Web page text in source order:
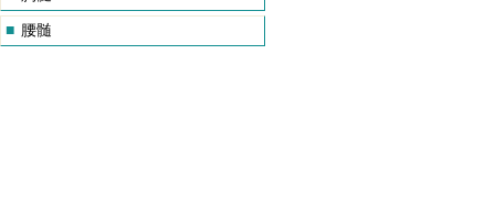
■ 腰髄